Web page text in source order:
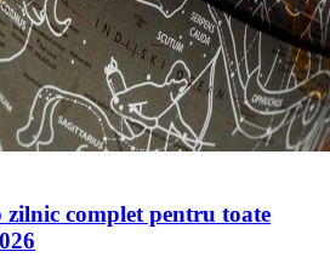
zilnic complet pentru toate